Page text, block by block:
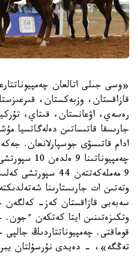
قازاقستان، وزبەكستان،
ادام قاتىسۋى جوسپارلانعان.
9 مەملەكەتتەن 44
وتەتىن ات جارىستارىنا
سەبەبى قازاقستان كەز- كەلگەن
وتكىزەتىنىن ايتا كەتكەن ءجون.
تەڭگە»، - دەيدى نۇرسۇلتان